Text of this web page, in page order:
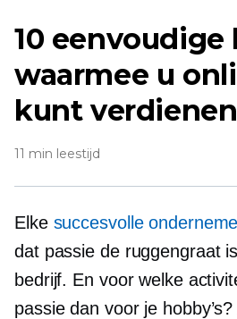
10 eenvoudige
waarmee u
kunt verdienen
11 min leestijd
Elke succesvolle
dat passie de ruggengraat
bedrijf. En voor welke
passie dan voor je